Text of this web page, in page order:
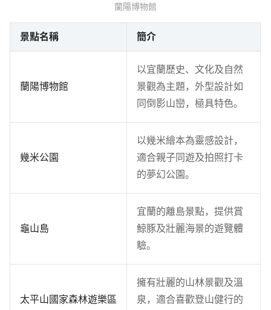
蘭陽博物館
景點名稱 簡介
蘭陽博物館
以宜蘭歷史、文化及自然
景觀為主題，外型設計如
同倒影山巒，極具特色。
幾米公園
以幾米繪本為靈感設計，
適合親子同遊及拍照打卡
的夢幻公園。
龜山島
宜蘭的離島景點，提供賞
鯨豚及壯麗海景的遊覽體
驗。
太平山國家森林遊樂區
擁有壯麗的山林景觀及溫
泉，適合喜歡登山健行的